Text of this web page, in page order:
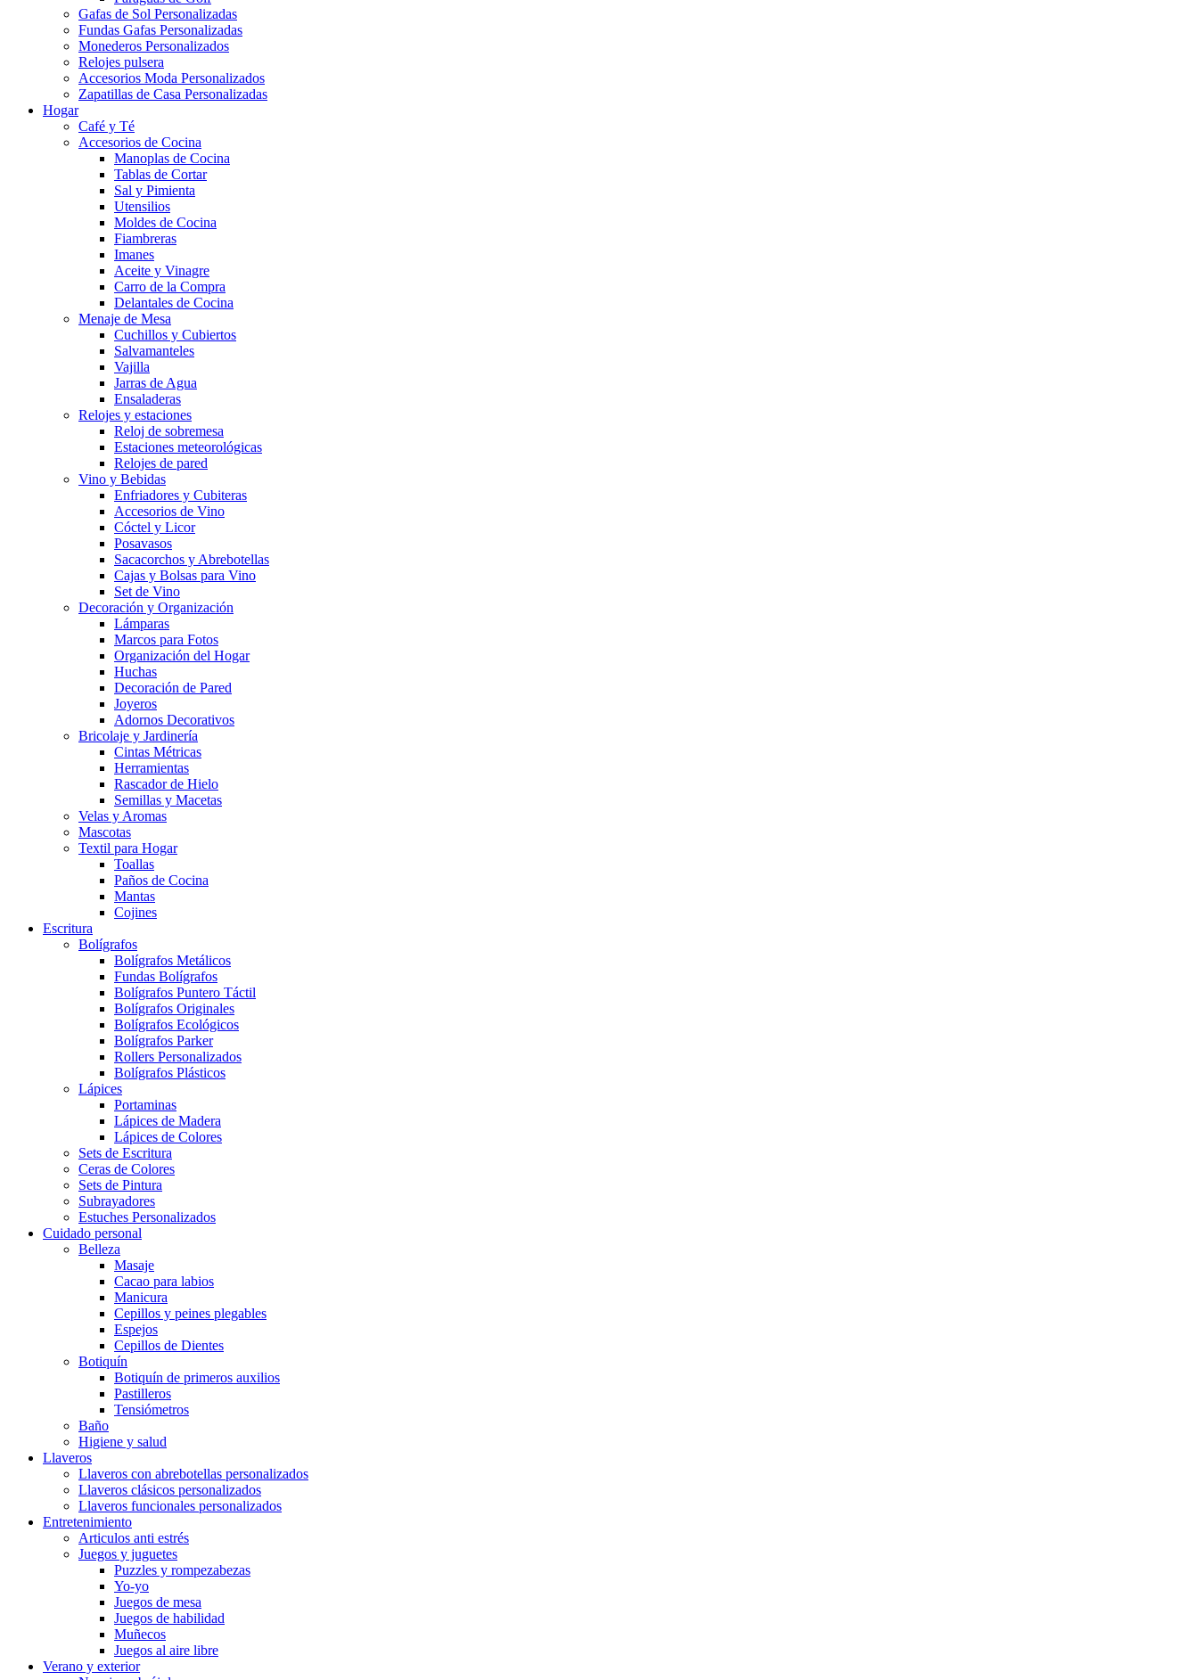
Gafas de Sol Personalizadas
Fundas Gafas Personalizadas
Monederos Personalizados
Relojes pulsera
Accesorios Moda Personalizados
Zapatillas de Casa Personalizadas
Hogar
Café y Té
Accesorios de Cocina
Manoplas de Cocina
Tablas de Cortar
Sal y Pimienta
Utensilios
Moldes de Cocina
Fiambreras
Imanes
Aceite y Vinagre
Carro de la Compra
Delantales de Cocina
Menaje de Mesa
Cuchillos y Cubiertos
Salvamanteles
Vajilla
Jarras de Agua
Ensaladeras
Relojes y estaciones
Reloj de sobremesa
Estaciones meteorológicas
Relojes de pared
Vino y Bebidas
Enfriadores y Cubiteras
Accesorios de Vino
Cóctel y Licor
Posavasos
Sacacorchos y Abrebotellas
Cajas y Bolsas para Vino
Set de Vino
Decoración y Organización
Lámparas
Marcos para Fotos
Organización del Hogar
Huchas
Decoración de Pared
Joyeros
Adornos Decorativos
Bricolaje y Jardinería
Cintas Métricas
Herramientas
Rascador de Hielo
Semillas y Macetas
Velas y Aromas
Mascotas
Textil para Hogar
Toallas
Paños de Cocina
Mantas
Cojines
Escritura
Bolígrafos
Bolígrafos Metálicos
Fundas Bolígrafos
Bolígrafos Puntero Táctil
Bolígrafos Originales
Bolígrafos Ecológicos
Bolígrafos Parker
Rollers Personalizados
Bolígrafos Plásticos
Lápices
Portaminas
Lápices de Madera
Lápices de Colores
Sets de Escritura
Ceras de Colores
Sets de Pintura
Subrayadores
Estuches Personalizados
Cuidado personal
Belleza
Masaje
Cacao para labios
Manicura
Cepillos y peines plegables
Espejos
Cepillos de Dientes
Botiquín
Botiquín de primeros auxilios
Pastilleros
Tensiómetros
Baño
Higiene y salud
Llaveros
Llaveros con abrebotellas personalizados
Llaveros clásicos personalizados
Llaveros funcionales personalizados
Entretenimiento
Articulos anti estrés
Juegos y juguetes
Puzzles y rompezabezas
Yo-yo
Juegos de mesa
Juegos de habilidad
Muñecos
Juegos al aire libre
Verano y exterior